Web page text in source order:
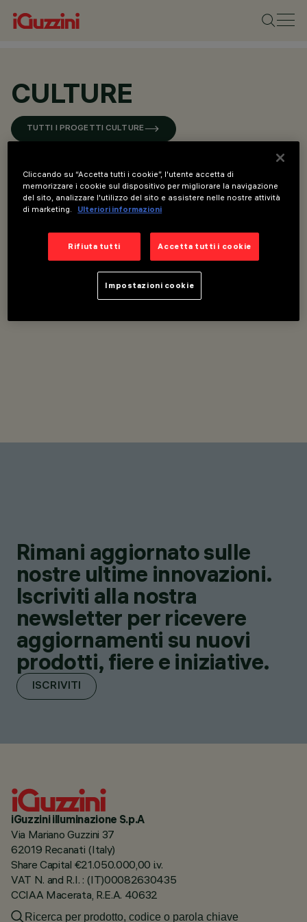
CULTURE
TUTTI I PROGETTI CULTURE
Rimani aggiornato sulle
nostre ultime innovazioni.
Iscriviti alla nostra
newsletter per ricevere
aggiornamenti su nuovi
prodotti, fiere e iniziative.
ISCRIVITI
iGuzzini illuminazione S.p.A
Via Mariano Guzzini 37
62019 Recanati (Italy)
Share Capital €21.050.000,00 i.v.
VAT N. and R.I. : (IT)00082630435
CCIAA Macerata, R.E.A. 40632
Cliccando su “Accetta tutti i cookie”, l'utente accetta di
memorizzare i cookie sul dispositivo per migliorare la navigazione
del sito, analizzare l'utilizzo del sito e assistere nelle nostre attività
di marketing.
Ulteriori informazioni
Rifiuta tutti Accetta tutti i cookie
Impostazioni cookie